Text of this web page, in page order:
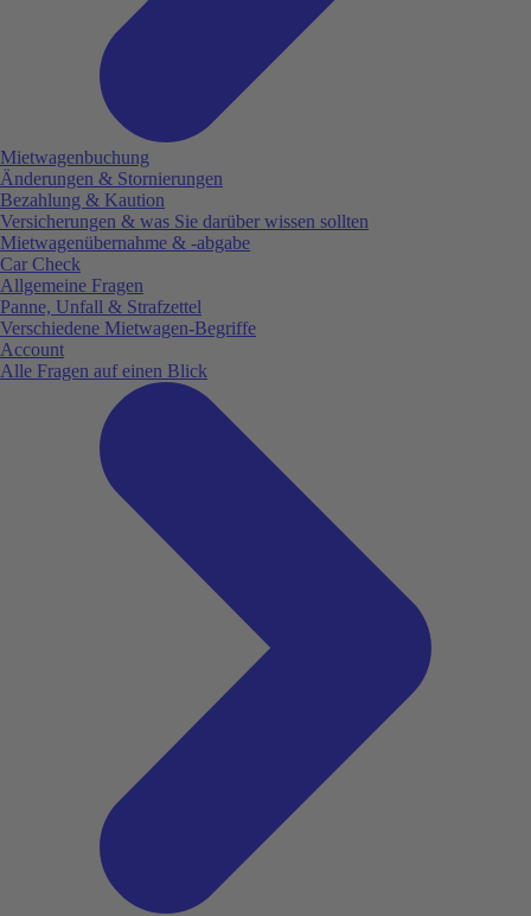
Mietwagenbuchung
Änderungen & Stornierungen
Bezahlung & Kaution
Versicherungen & was Sie darüber wissen sollten
Mietwagenübernahme & -abgabe
Car Check
Allgemeine Fragen
Panne, Unfall & Strafzettel
Verschiedene Mietwagen-Begriffe
Account
Alle Fragen auf einen Blick